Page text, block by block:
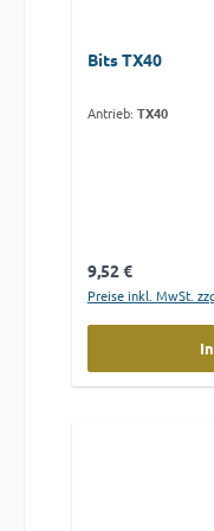
Bits TX40
Antrieb: TX40
Regulärer Preis:
9,52 €
Preise inkl. MwSt.